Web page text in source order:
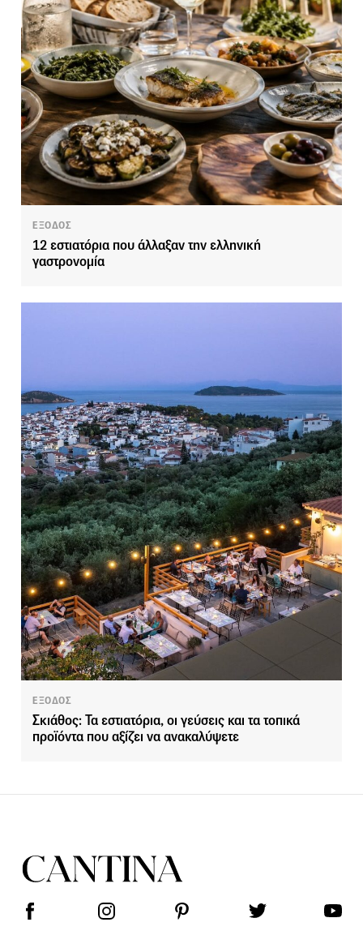
ΕΞΟΔΟΣ
12 εστιατόρια που άλλαξαν την ελληνική
γαστρονομία
ΕΞΟΔΟΣ
Σκιάθος: Τα εστιατόρια, οι γεύσεις και τα τοπικά
προϊόντα που αξίζει να ανακαλύψετε